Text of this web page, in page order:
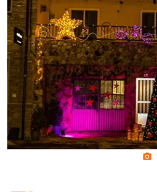
photo_camera